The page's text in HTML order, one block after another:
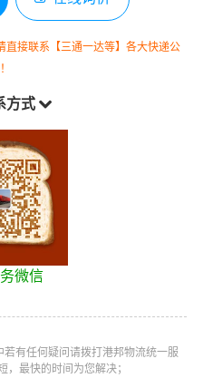
直接联系【三通一达等】各大快递公
方式
微信
若有任何疑问请拨打 港邦物流统一服
，最快的时间为您解决；